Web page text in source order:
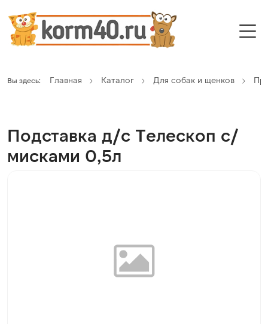
Вы здесь: Главная Каталог Для собак и щенков
Подставка д/с Телескоп с/
мисками 0,5л